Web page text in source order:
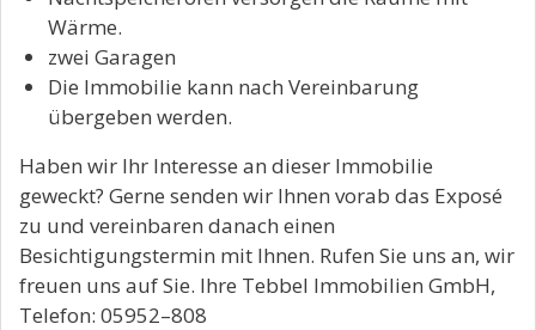
Wärme.
zwei Garagen
Die Immobilie kann nach Vereinbarung
übergeben werden.
Haben wir Ihr Interesse an dieser Immobilie
geweckt? Gerne senden wir Ihnen vorab das Exposé
zu und vereinbaren danach einen
Besichtigungstermin mit Ihnen. Rufen Sie uns an, wir
freuen uns auf Sie. Ihre Tebbel Immobilien GmbH,
Telefon: 05952–808